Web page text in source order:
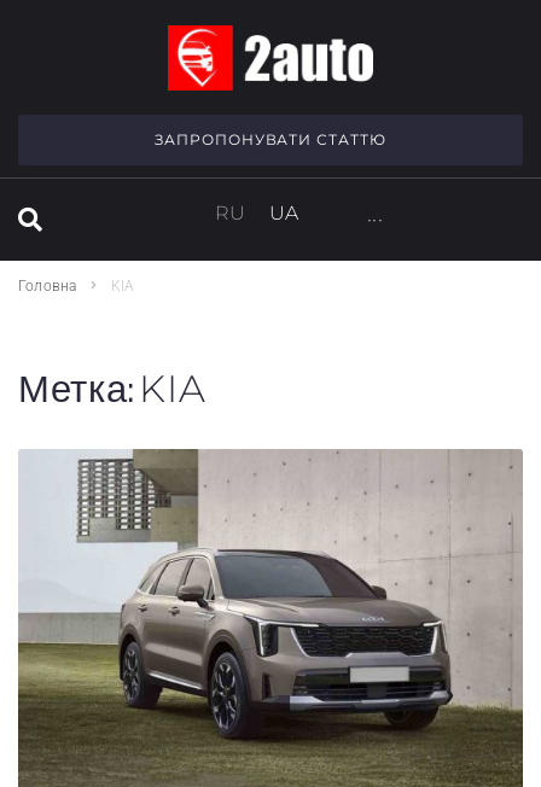
ЗАПРОПОНУВАТИ СТАТТЮ
···
RU UA
Головна KIA
Метка: KIA
SEARCH THIS WEBSITE